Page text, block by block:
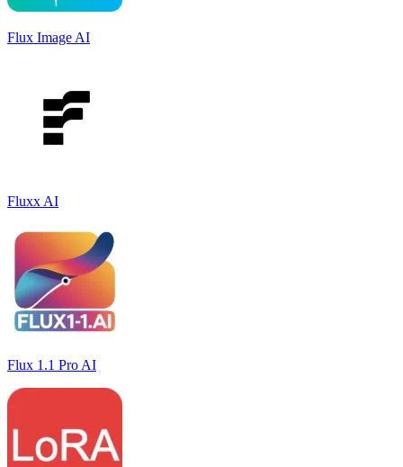
Flux Image AI
Fluxx AI
Flux 1.1 Pro AI